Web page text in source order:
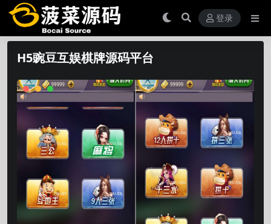
登录
H5豌豆互娱棋牌源码平台